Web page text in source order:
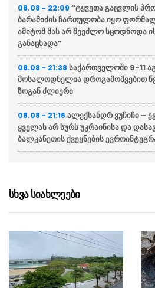
08.08 - 22:09 “ტყვეთა გაცვლის
ბარამიძის ჩართულობა იყო
ამიტომ მას არ შეეძლო სცოდნოდა
განაცხადა”
08.08 - 21:38 საქართველოში 9-11
მოსალოდნელია დროგამოშვებით
ზოგან ძლიერი
08.08 - 21:16 ალექსანდრ ვუჩიჩი –
ყველას არ სურს უკრაინისა და
ბალკანეთის ქვეყნების
მიაწვდის „პეტრიოტის“ სისტემისთვის
რაკეტებს, თუმცა მათი რაოდენობა
08.08 - 20:12ბულგარეთში
ქვეყანაში რუმინეთის საჰაერო
დრონი შეფრინდა და აფეთქდა,
საფრენი აპარატის წარმომავლობა
გაურკვეველია
სხვა სიახლეები